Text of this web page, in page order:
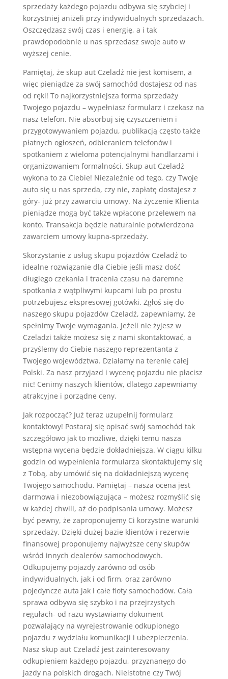
sprzedaży każdego pojazdu odbywa się szybciej i
korzystniej aniżeli przy indywidualnych sprzedażach.
Oszczędzasz swój czas i energię, a i tak
prawdopodobnie u nas sprzedasz swoje auto w
wyższej cenie.
Pamiętaj, że skup aut Czeladź nie jest komisem, a
więc pieniądze za swój samochód dostajesz od nas
od ręki! To najkorzystniejsza forma sprzedaży
Twojego pojazdu – wypełniasz formularz i czekasz na
nasz telefon. Nie absorbuj się czyszczeniem i
przygotowywaniem pojazdu, publikacją często także
płatnych ogłoszeń, odbieraniem telefonów i
spotkaniem z wieloma potencjalnymi handlarzami i
organizowaniem formalności. Skup aut Czeladź
wykona to za Ciebie! Niezależnie od tego, czy Twoje
auto się u nas sprzeda, czy nie, zapłatę dostajesz z
góry- już przy zawarciu umowy. Na życzenie Klienta
pieniądze mogą być także wpłacone przelewem na
konto. Transakcja będzie naturalnie potwierdzona
zawarciem umowy kupna-sprzedaży.
Skorzystanie z usług skupu pojazdów Czeladź to
idealne rozwiązanie dla Ciebie jeśli masz dość
długiego czekania i tracenia czasu na daremne
spotkania z wątpliwymi kupcami lub po prostu
potrzebujesz ekspresowej gotówki. Zgłoś się do
naszego skupu pojazdów Czeladź, zapewniamy, że
spełnimy Twoje wymagania. Jeżeli nie żyjesz w
Czeladzi także możesz się z nami skontaktować, a
przyślemy do Ciebie naszego reprezentanta z
Twojego województwa. Działamy na terenie całej
Polski. Za nasz przyjazd i wycenę pojazdu nie płacisz
nic! Cenimy naszych klientów, dlatego zapewniamy
atrakcyjne i porządne ceny.
Jak rozpocząć? Już teraz uzupełnij formularz
kontaktowy! Postaraj się opisać swój samochód tak
szczegółowo jak to możliwe, dzięki temu nasza
wstępna wycena będzie dokładniejsza. W ciągu kilku
godzin od wypełnienia formularza skontaktujemy się
z Tobą, aby umówić się na dokładniejszą wycenę
Twojego samochodu. Pamiętaj – nasza ocena jest
darmowa i niezobowiązująca – możesz rozmyślić się
w każdej chwili, aż do podpisania umowy. Możesz
być pewny, że zaproponujemy Ci korzystne warunki
sprzedaży. Dzięki dużej bazie klientów i rezerwie
finansowej proponujemy najwyższe ceny skupów
wśród innych dealerów samochodowych.
Odkupujemy pojazdy zarówno od osób
indywidualnych, jak i od firm, oraz zarówno
pojedyncze auta jak i całe floty samochodów. Cała
sprawa odbywa się szybko i na przejrzystych
regułach- od razu wystawiamy dokument
pozwalający na wyrejestrowanie odkupionego
pojazdu z wydziału komunikacji i ubezpieczenia.
Nasz skup aut Czeladź jest zainteresowany
odkupieniem każdego pojazdu, przyznanego do
jazdy na polskich drogach. Nieistotne czy Twój